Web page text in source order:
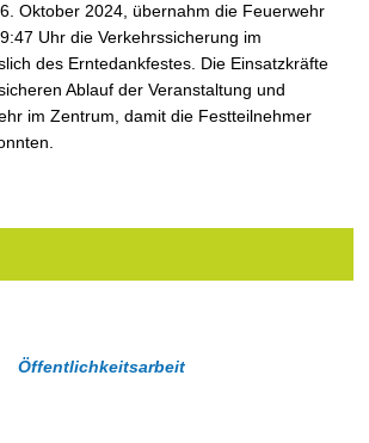
Oktober 2024, übernahm die Feuerwehr
Uhr die Verkehrssicherung im
des Erntedankfestes. Die Einsatzkräfte
Ablauf der Veranstaltung und
im Zentrum, damit die Festteilnehmer
Öffentlichkeitsarbeit